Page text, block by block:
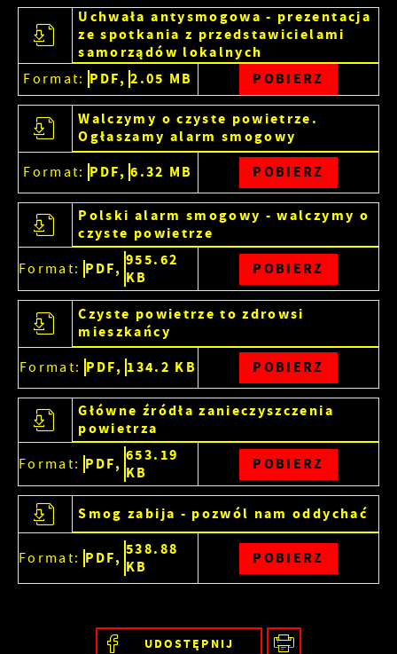
Uchwała antysmogowa - prezentacja
ze spotkania z przedstawicielami
samorządów lokalnych
Format: PDF, 2.05 MB POBIERZ
Walczymy o czyste powietrze.
Ogłaszamy alarm smogowy
Format: PDF, 6.32 MB POBIERZ
Polski alarm smogowy - walczymy o
czyste powietrze
Format: PDF, 955.62
KB
POBIERZ
Czyste powietrze to zdrowsi
mieszkańcy
Format: PDF, 134.2 KB POBIERZ
Główne źródła zanieczyszczenia
powietrza
Format: PDF, 653.19
KB
POBIERZ
Smog zabija - pozwól nam oddychać
Format: PDF, 538.88
KB
POBIERZ
UDOSTĘPNIJ
internetowych pod względem ich popularności
wśród użytkowników. Zgromadzone informacje są
przetwarzane w formie zanonimizowanej.
Wyrażenie zgody na analityczne pliki cookies
gwarantuje dostępność wszystkich
funkcjonalności.
Dzięki reklamowym plikom cookies prezentujemy
Ci najciekawsze informacje i aktualności na
stronach naszych partnerów.
Promocyjne pliki cookies służą do prezentowania
Ci naszych komunikatów na podstawie analizy
Twoich upodobań oraz Twoich zwyczajów
dotyczących przeglądanej witryny internetowej.
Treści promocyjne mogą pojawić się na stronach
podmiotów trzecich lub firm będących naszymi
partnerami oraz innych dostawców usług. Firmy
te działają w charakterze pośredników
prezentujących nasze treści w postaci
wiadomości, ofert, komunikatów mediów
społecznościowych.
Więcej